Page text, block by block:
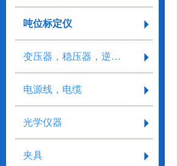
吨位标定仪
变压器，稳压器，逆变器
电源线，电缆
光学仪器
夹具